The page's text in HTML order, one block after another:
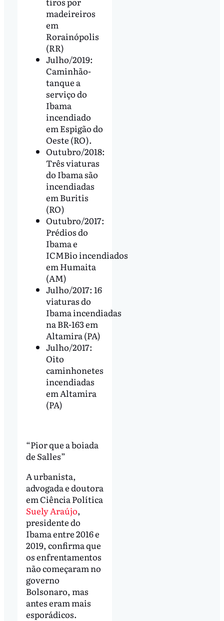
madeireiros
em
Rorainópolis
(RR)
Julho/2019:
Caminhão-
tanque a
serviço do
Ibama
incendiado
em Espigão do
Oeste (RO).
Outubro/2018:
Três viaturas
do Ibama são
incendiadas
em Buritis
(RO)
Outubro/2017:
Prédios do
Ibama e
ICMBio incendiados
em Humaita
(AM)
Julho/2017: 16
viaturas do
Ibama incendiadas
na BR-163 em
Altamira (PA)
Julho/2017:
Oito
caminhonetes
incendiadas
em Altamira
(PA)
“Pior que a boiada
de Salles”
A urbanista,
advogada e doutora
em Ciência Política
Suely Araújo,
presidente do
Ibama entre 2016 e
2019, confirma que
os enfrentamentos
não começaram no
governo
Bolsonaro, mas
antes eram mais
esporádicos.